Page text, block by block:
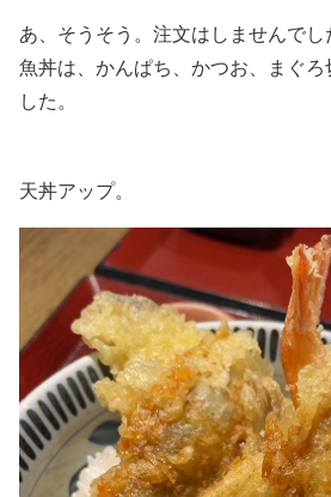
あ、そうそう。注文はしませんで
魚丼は、かんぱち、かつお、まぐ
した。
天丼アップ。